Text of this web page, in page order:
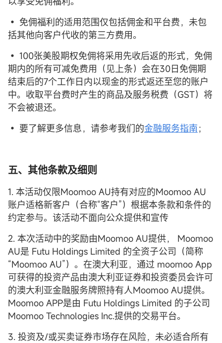
• 免佣福利的适用范围仅包括佣金和平台费，未包
括其他向客户代收的第三方费用。
• 100张美股期权免佣将采用先收后返的形式，免佣
期内的所有可减免费用（见上条）会在30日免佣期
结束后的7个工作日内以现金的形式返还至您的账户
中。收取平台费时产生的商品及服务税费（GST）将
不会被退还。
• 要了解更多信息，请参考我们的金融服务指南；
五、其他条款及细则
1. 本活动仅限Moomoo AU持有对应的Moomoo AU
账户适格新客户（合称“客户”）根据本条款和条件的
约定参与。该活动不面向公众提供和宣传
2. 本次活动中的奖励由Moomoo AU提供， Moomoo
AU是 Futu Holdings Limited 的全资子公司（简称
“Moomoo AU”）。在澳大利亚，通过 moomoo App
可获得的投资产品由澳大利亚证券和投资委员会许可
的澳大利亚金融服务牌照持有人Moomoo AU提供。
Moomoo APP是由 Futu Holdings Limited 的子公司
Moomoo Technologies Inc.提供的交易平台。
3. 投资及/或买卖证券市场存在风险，未必适合所有